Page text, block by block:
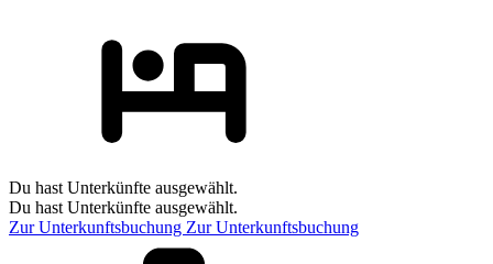
Du hast Unterkünfte ausgewählt.
Du hast Unterkünfte ausgewählt.
Zur Unterkunftsbuchung Zur Unterkunftsbuchung